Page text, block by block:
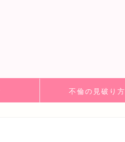
不倫の見破り方